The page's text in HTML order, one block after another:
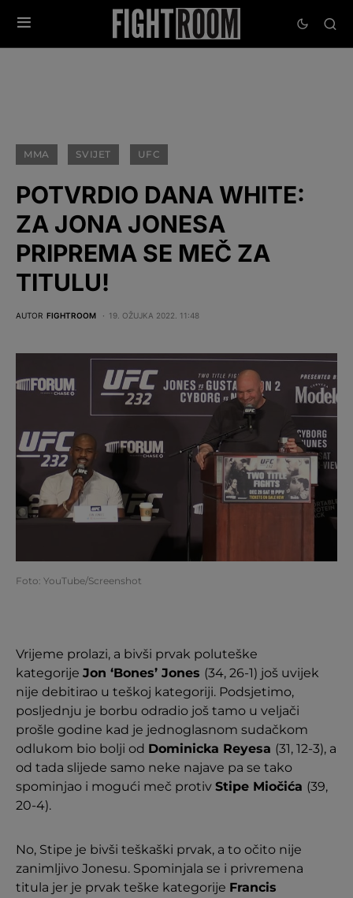
MMA SVIJET UFC
POTVRDIO DANA WHITE:
ZA JONA JONESA
PRIPREMA SE MEČ ZA
TITULU!
AUTOR FIGHTROOM 19. OŽUJKA 2022. 11:48
Foto: YouTube/Screenshot
Vrijeme prolazi, a bivši prvak poluteške
kategorije Jon ‘Bones’ Jones (34, 26-1) još uvijek
nije debitirao u teškoj kategoriji. Podsjetimo,
posljednju je borbu odradio još tamo u veljači
prošle godine kad je jednoglasnom sudačkom
odlukom bio bolji od Dominicka Reyesa (31, 12-3), a
od tada slijede samo neke najave pa se tako
spominjao i mogući meč protiv Stipe Miočića (39,
20-4).
No, Stipe je bivši teškaški prvak, a to očito nije
zanimljivo Jonesu. Spominjala se i privremena
titula jer je prvak teške kategorije Francis